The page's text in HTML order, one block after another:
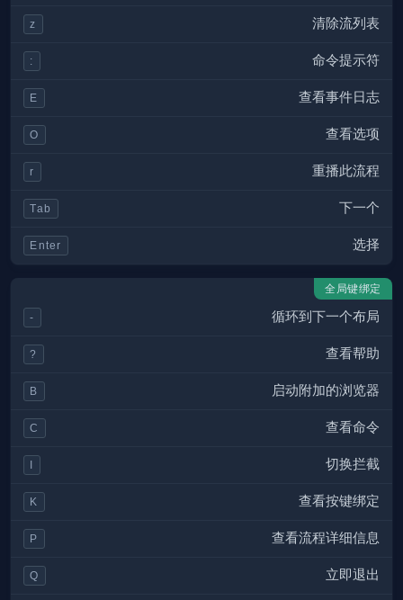
z 清除流列表
: 命令提示符
E 查看事件日志
O 查看选项
r 重播此流程
Tab 下一个
Enter 选择
全局键绑定
- 循环到下一个布局
? 查看帮助
B 启动附加的浏览器
C 查看命令
切换拦截
K 查看按键绑定
P 查看流程详细信息
Q 立即退出